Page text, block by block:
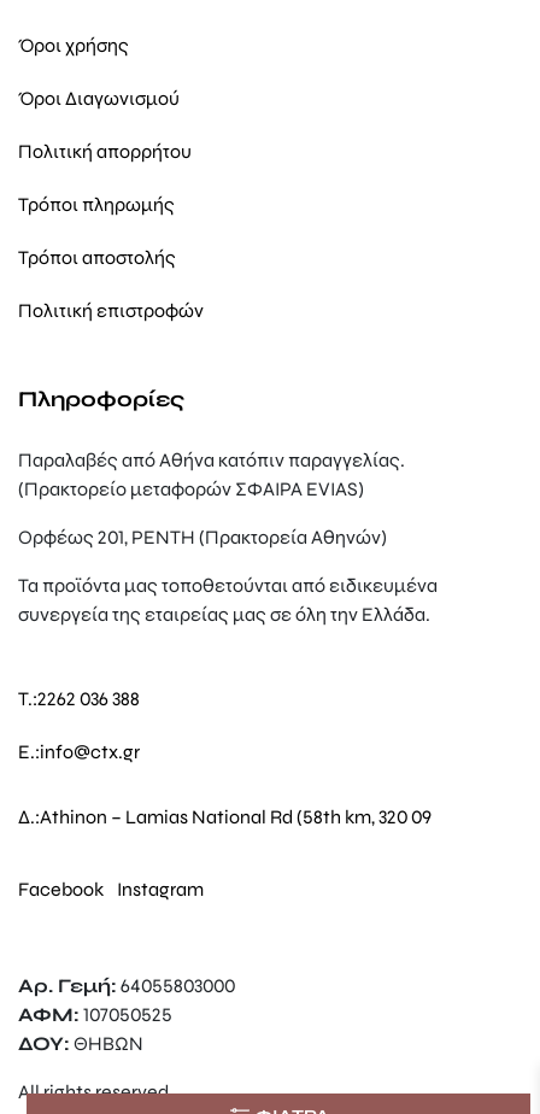
Όροι χρήσης
Όροι Διαγωνισμού
Πολιτική απορρήτου
Τρόποι πληρωμής
Τρόποι αποστολής
Πολιτική επιστροφών
Πληροφορίες
Παραλαβές από Αθήνα κατόπιν παραγγελίας.
(Πρακτορείο μεταφορών ΣΦΑΙΡΑ EVIAS)
Ορφέως 201, ΡΕΝΤΗ (Πρακτορεία Αθηνών)
Τα προϊόντα μας τοποθετούνται από ειδικευμένα
συνεργεία της εταιρείας μας σε όλη την Ελλάδα.
T.:2262 036 388
E.:info@ctx.gr
Δ.:Athinon – Lamias National Rd (58th km, 320 09
Facebook Instagram
Αρ. Γεμή: 64055803000
ΑΦΜ: 107050525
ΔΟΥ: ΘΗΒΩΝ
All rights reserved.